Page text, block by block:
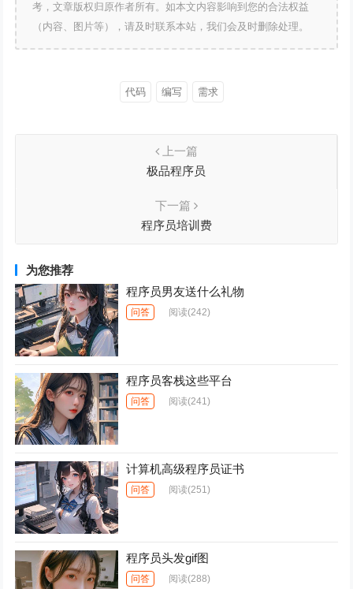
考，文章版权归原作者所有。如本文内容影响到您的合法权益
（内容、图片等），请及时联系本站，我们会及时删除处理。
代码 编写 需求
上一篇
极品程序员
下一篇
程序员培训费
为您推荐
程序员男友送什么礼物
问答 阅读(242)
程序员客栈这些平台
问答 阅读(241)
计算机高级程序员证书
问答 阅读(251)
程序员头发gif图
问答 阅读(288)